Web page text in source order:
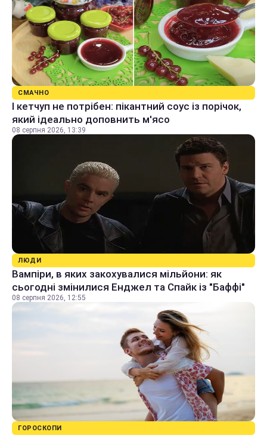
СМАЧНО
І кетчуп не потрібен: пікантний соус із порічок,
який ідеально доповнить м'ясо
08 серпня 2026, 13:39
ЛЮДИ
Вампіри, в яких закохувалися мільйони: як
сьогодні змінилися Енджел та Спайк із "Баффі"
08 серпня 2026, 12:55
ГОРОСКОПИ